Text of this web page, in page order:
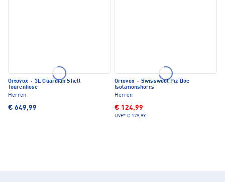
Ortovox · 3L Guardian Shell
Tourenhose
Herren
€ 649,99
Ortovox · Swisswool Piz Boe
Isolationshorts
Herren
€ 124,99
UVP* € 179,99